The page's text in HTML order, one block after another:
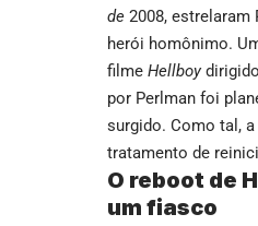
de 2008, estrelaram
herói homônimo.
filme Hellboy
por Perlman foi
surgido. Como tal,
tratamento de
O reboot de
um fiasco